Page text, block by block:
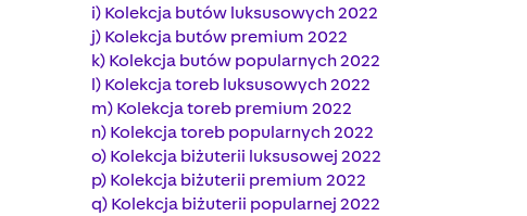
i) Kolekcja butów luksusowych 2022
j) Kolekcja butów premium 2022
k) Kolekcja butów popularnych 2022
l) Kolekcja toreb luksusowych 2022
m) Kolekcja toreb premium 2022
n) Kolekcja toreb popularnych 2022
o) Kolekcja biżuterii luksusowej 2022
p) Kolekcja biżuterii premium 2022
q) Kolekcja biżuterii popularnej 2022